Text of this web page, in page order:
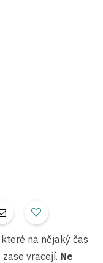
na nějaký čas
vracejí. Ne